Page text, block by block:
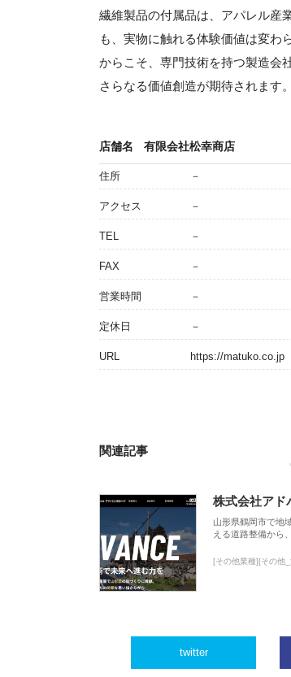
繊維製品の付属品は、アパレル産
も、実物に触れる体験価値は変わ
からこそ、専門技術を持つ製造会
さらなる価値創造が期待されます。
店舗名 有限会社松幸商店
住所 －
アクセス －
TEL －
FAX －
営業時間 －
定休日 －
URL https://matuko.co.jp
関連記事
株式会社アド
山形県鶴岡市で地
える道路整備から
[その他業種][その他
twitter